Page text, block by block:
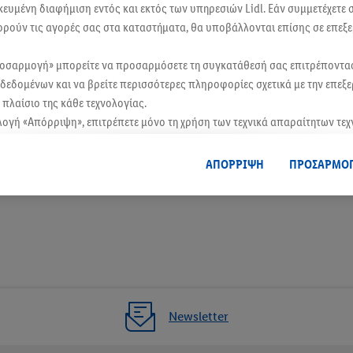
και είδη οικιακής χρήσης για κάθε ανάγκη. Ανακάλυψε τις
σου διάλειμμα, είτε για προμήθειες για ένα οικογενειακό
Μην ξεχάσεις να κατεβάσεις την εφαρμογή Lidl Plus για ακόμα
Newsletter
διαφήμιση εντός και εκτός των υπηρεσιών Lidl. Εάν
τις αγορές σας στα καταστήματα, θα υποβάλλονται επίσης σε
μπορείτε να προσαρμόσετε τη συγκατάθεσή σας
και να βρείτε περισσότερες πληροφορίες σχετικά με την
της κάθε τεχνολογίας.
«Απόρριψη», επιτρέπετε μόνο τη χρήση των τεχνικά απαραίτητων
μεταξύ άλλων για την περίοδο αποθήκευσης των δεδομένων και το
νομικά στοιχεία της εταιρείας μας εδώ.
ΑΠΟΡΡΙΨΗ